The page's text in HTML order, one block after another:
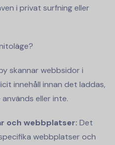
i privat surfning eller
skannar webbsidor i
innehåll innan det laddas,
eller inte.
och webbplatser: Det
webbplatser och